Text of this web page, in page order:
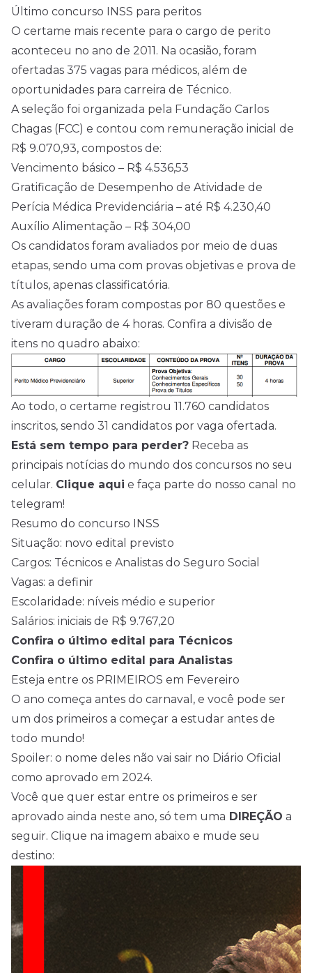
Último concurso INSS para peritos
O certame mais recente para o cargo de perito
aconteceu no ano de 2011. Na ocasião, foram
ofertadas 375 vagas para médicos, além de
oportunidades para carreira de Técnico.
A seleção foi organizada pela Fundação Carlos
Chagas (FCC) e contou com remuneração inicial de
R$ 9.070,93, compostos de:
Vencimento básico – R$ 4.536,53
Gratificação de Desempenho de Atividade de
Perícia Médica Previdenciária – até R$ 4.230,40
Auxílio Alimentação – R$ 304,00
Os candidatos foram avaliados por meio de duas
etapas, sendo uma com provas objetivas e prova de
títulos, apenas classificatória.
As avaliações foram compostas por 80 questões e
tiveram duração de 4 horas. Confira a divisão de
itens no quadro abaixo:
Ao todo, o certame registrou 11.760 candidatos
inscritos, sendo 31 candidatos por vaga ofertada.
Está sem tempo para perder? Receba as
principais notícias do mundo dos concursos no seu
celular. Clique aqui e faça parte do nosso canal no
telegram!
Resumo do concurso INSS
Situação: novo edital previsto
Cargos: Técnicos e Analistas do Seguro Social
Vagas: a definir
Escolaridade: níveis médio e superior
Salários: iniciais de R$ 9.767,20
Confira o último edital para Técnicos
Confira o último edital para Analistas
Esteja entre os PRIMEIROS em Fevereiro
O ano começa antes do carnaval, e você pode ser
um dos primeiros a começar a estudar antes de
todo mundo!
Spoiler: o nome deles não vai sair no Diário Oficial
como aprovado em 2024.
Você que quer estar entre os primeiros e ser
aprovado ainda neste ano, só tem uma DIREÇÃO a
seguir. Clique na imagem abaixo e mude seu
destino: